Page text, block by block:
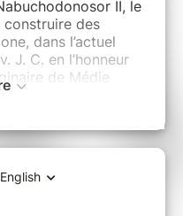
II, le
des
dans l’actuel
J. C. en l’honneur
de Médie
les montagnes
en créant des
les plantes de son
le symbole de